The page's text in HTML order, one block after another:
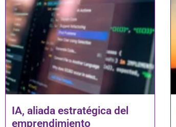
IA, aliada estratégica del
emprendimiento